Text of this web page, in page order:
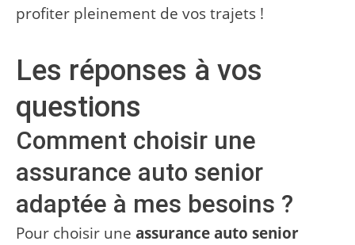
profiter pleinement de vos trajets !
Les réponses à vos
questions
Comment choisir une
assurance auto senior
adaptée à mes besoins ?
Pour choisir une assurance auto senior